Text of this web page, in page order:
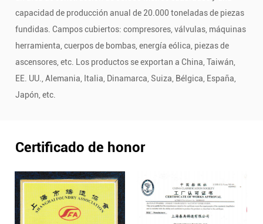
capacidad de producción anual de 20.000 toneladas de piezas
fundidas. Campos cubiertos: compresores, válvulas, máquinas
herramienta, cuerpos de bombas, energía eólica, piezas de
ascensores, etc. Los productos se exportan a China, Taiwán,
EE. UU., Alemania, Italia, Dinamarca, Suiza, Bélgica, España,
Japón, etc.
Certificado de honor